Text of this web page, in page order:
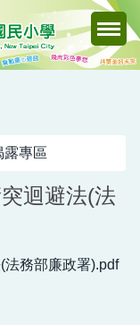
露專區
迴避法(法
法務部廉政署).pdf